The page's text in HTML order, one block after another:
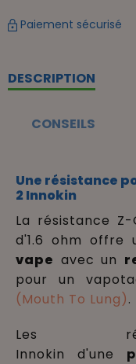
Paiement sécurisé
DESCRIPTION
CONSEILS
Une résistance
2 Innokin
La résistance
d'1.6 ohm offre
vape avec un
pour un
(Mouth To Lung).
Les
Innokin
d'une